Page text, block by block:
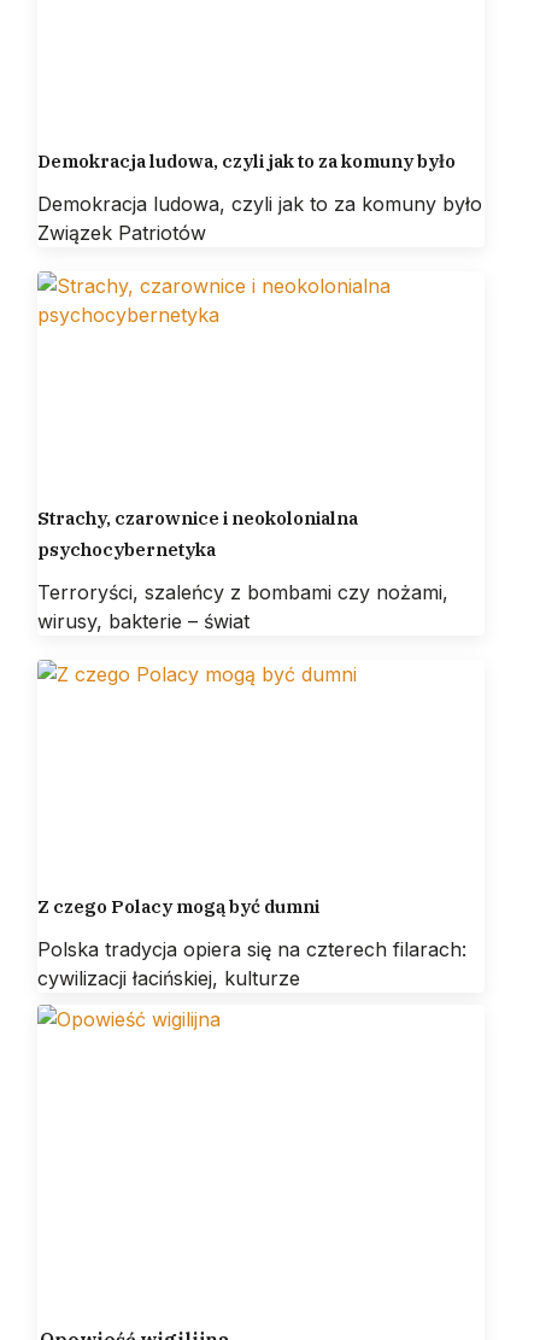
Demokracja ludowa, czyli jak to za komuny było
Demokracja ludowa, czyli jak to za komuny było
Związek Patriotów
Strachy, czarownice i neokolonialna
psychocybernetyka
Terroryści, szaleńcy z bombami czy nożami,
wirusy, bakterie – świat
Z czego Polacy mogą być dumni
Polska tradycja opiera się na czterech filarach:
cywilizacji łacińskiej, kulturze